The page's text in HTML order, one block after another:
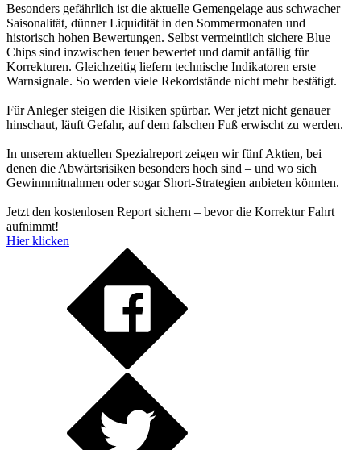
Besonders gefährlich ist die aktuelle Gemengelage aus schwacher
Saisonalität, dünner Liquidität in den Sommermonaten und
historisch hohen Bewertungen. Selbst vermeintlich sichere Blue
Chips sind inzwischen teuer bewertet und damit anfällig für
Korrekturen. Gleichzeitig liefern technische Indikatoren erste
Warnsignale. So werden viele Rekordstände nicht mehr bestätigt.
Für Anleger steigen die Risiken spürbar. Wer jetzt nicht genauer
hinschaut, läuft Gefahr, auf dem falschen Fuß erwischt zu werden.
In unserem aktuellen Spezialreport zeigen wir fünf Aktien, bei
denen die Abwärtsrisiken besonders hoch sind – und wo sich
Gewinnmitnahmen oder sogar Short-Strategien anbieten könnten.
Jetzt den kostenlosen Report sichern – bevor die Korrektur Fahrt
aufnimmt!
Hier klicken